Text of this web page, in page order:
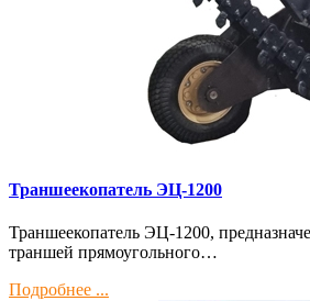
Траншеекопатель ЭЦ-1200
Траншеекопатель ЭЦ-1200,
траншей прямоугольного…
Подробнее ...